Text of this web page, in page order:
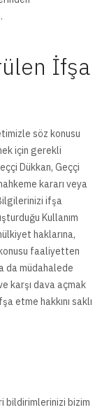
İfşa
söz konusu
için gerekli
Dükkan, Geççi
kararı veya
ifşa
Kullanım
haklarına,
faaliyetten
da müdahalede
karşı dava açmak
etme hakkını saklı
bildirimlerinizi bizim